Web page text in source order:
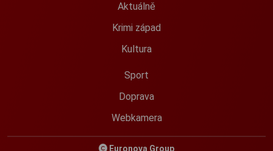
Aktuálně
Krimi západ
Kultura
Sport
Doprava
Webkamera
Euronova Group